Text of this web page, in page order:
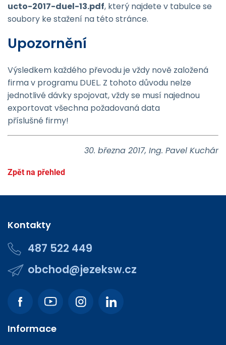
ucto-2017-duel-13.pdf, který najdete v tabulce se
soubory ke stažení na této stránce.
Upozornění
Výsledkem každého převodu je vždy nově založená
firma v programu DUEL. Z tohoto důvodu nelze
jednotlivé dávky spojovat, vždy se musí najednou
exportovat všechna požadovaná data
příslušné firmy!
30. března 2017, Ing. Pavel Kuchár
Zpět na přehled
Kontakty
487 522 449
obchod@jezeksw.cz
Informace